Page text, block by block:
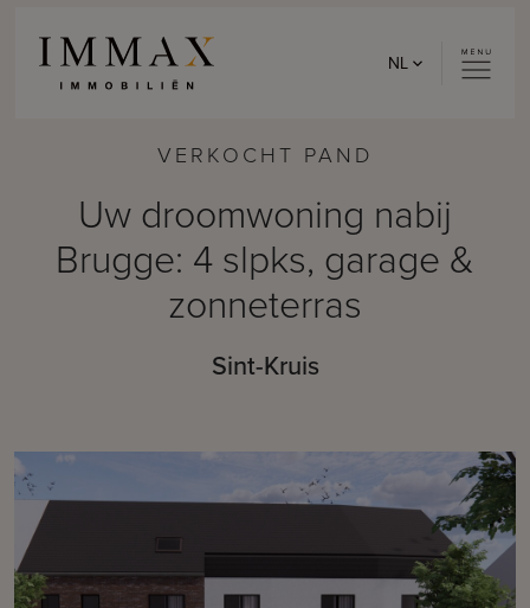
NL
VERKOCHT PAND
Uw droomwoning nabij
Brugge: 4 slpks, garage &
zonneterras
Sint-Kruis